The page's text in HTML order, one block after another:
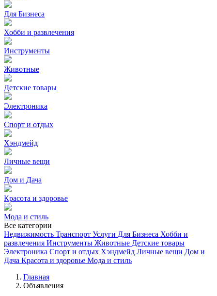
Для Бизнеса
Хобби и развлечения
Инструменты
Животные
Детские товары
Электроника
Спорт и отдых
Хэндмейд
Личные вещи
Дом и Дача
Красота и здоровье
Мода и стиль
Все категории
Недвижимость Транспорт Услуги Для Бизнеса Хобби и
развлечения Инструменты Животные Детские товары
Электроника Спорт и отдых Хэндмейд Личные вещи Дом и
Дача Красота и здоровье Мода и стиль
Главная
Объявления